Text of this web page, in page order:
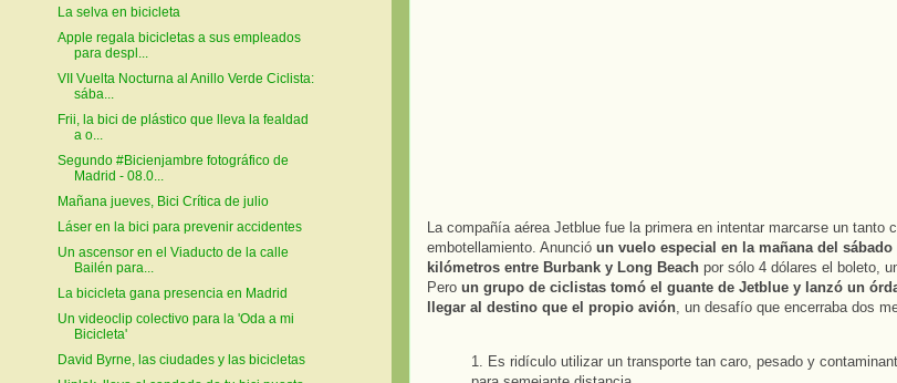
La compañía aérea Jetblue fue la primera en intentar marcarse un tanto
embotellamiento. Anunció un vuelo especial en la mañana del
kilómetros entre Burbank y Long Beach por sólo 4 dólares el boleto,
Pero un grupo de ciclistas tomó el guante de Jetblue y lanzó un
llegar al destino que el propio avión , un desafío que encerraba dos
1. Es ridículo utilizar un transporte tan caro, pesado y
La selva en bicicleta
Apple regala bicicletas a sus empleados
para despl...
VII Vuelta Nocturna al Anillo Verde Ciclista:
sába...
Frii, la bici de plástico que lleva la fealdad
a o...
Segundo #Bicienjambre fotográfico de
Madrid - 08.0...
Mañana jueves, Bici Crítica de julio
Láser en la bici para prevenir accidentes
Un ascensor en el Viaducto de la calle
Bailén para...
La bicicleta gana presencia en Madrid
Un videoclip colectivo para la 'Oda a mi
Bicicleta'
David Byrne, las ciudades y las bicicletas